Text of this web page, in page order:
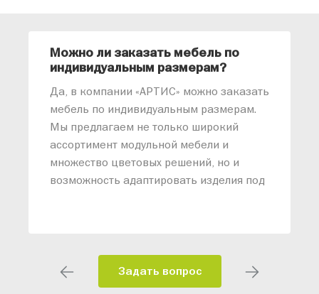
Можно ли заказать мебель по
индивидуальным размерам?
Да, в компании «АРТИС» можно заказать
мебель по индивидуальным размерам.
Мы предлагаем не только широкий
ассортимент модульной мебели и
множество цветовых решений, но и
возможность адаптировать изделия под
помещения и личные пожелания.
Благодаря современному
Задать вопрос